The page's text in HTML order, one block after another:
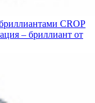
CROP
– бриллиант от